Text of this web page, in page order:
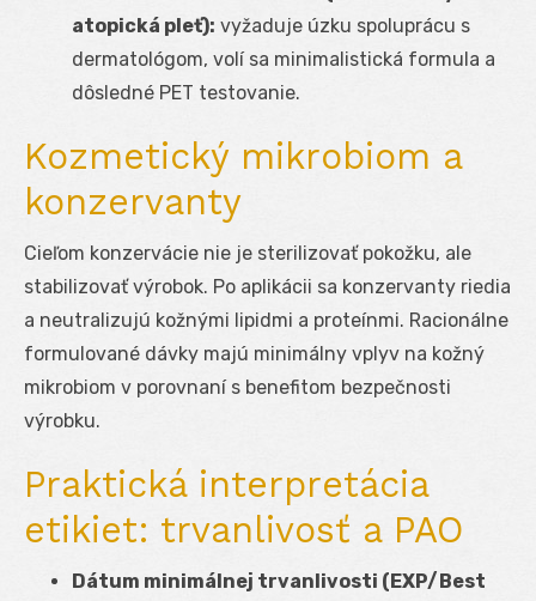
atopická pleť): vyžaduje úzku spoluprácu s
dermatológom, volí sa minimalistická formula a
dôsledné PET testovanie.
Kozmetický mikrobiom a
konzervanty
Cieľom konzervácie nie je sterilizovať pokožku, ale
stabilizovať výrobok. Po aplikácii sa konzervanty riedia
a neutralizujú kožnými lipidmi a proteínmi. Racionálne
formulované dávky majú minimálny vplyv na kožný
mikrobiom v porovnaní s benefitom bezpečnosti
výrobku.
Praktická interpretácia
etikiet: trvanlivosť a PAO
Dátum minimálnej trvanlivosti (EXP/Best